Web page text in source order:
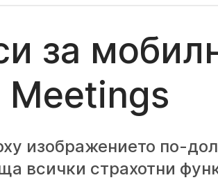
за
Meetings
изображението по-
всички страхотни